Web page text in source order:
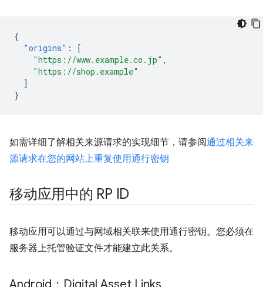
{
"origins" :
[
"https://www.example.co.jp" ,
"https://shop.example"
]
}
如需详细了解相关来源请求的实现细节，请参阅通过相关来
源请求在您的网站上重复使用通行密钥
移动应用中的 RP ID
移动应用可以通过与网域相关联来使用通行密钥。您必须在
服务器上托管验证文件才能建立此关系。